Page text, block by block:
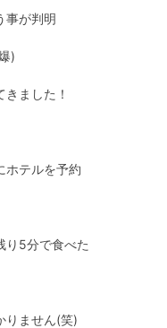
事が判明
)
ました！
ホテルを予約
り5分で食べた
りません(笑)